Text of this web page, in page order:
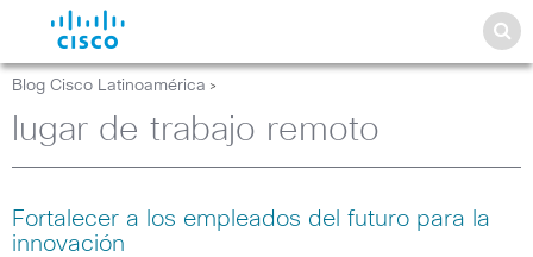
Blog Cisco Latinoamérica >
lugar de trabajo remoto
Fortalecer a los empleados del futuro para la
innovación